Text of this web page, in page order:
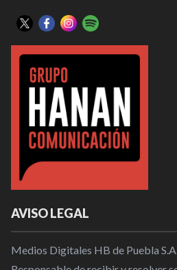
AVISO LEGAL
Medios Digitales HB de Puebla